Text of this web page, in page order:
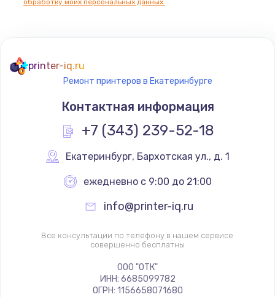
обработку моих персональных данных.
printer-iq.ru
Ремонт принтеров в Екатеринбурге
Контактная информация
+7 (343) 239-52-18
Екатеринбург, Бархотская ул., д. 1
ежедневно с 9:00 до 21:00
info@printer-iq.ru
Все консультации по телефону в нашем сервисе
совершенно бесплатны
ООО "ОТК"
ИНН: 6685099782
ОГРН: 1156658071680